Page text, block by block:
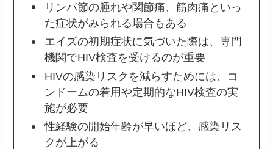
リンパ節の腫れや関節痛、筋肉痛といっ
た症状がみられる場合もある
エイズの初期症状に気づいた際は、専門
機関でHIV検査を受けるのが重要
HIVの感染リスクを減らすためには、コ
ンドームの着用や定期的なHIV検査の実
施が必要
性経験の開始年齢が早いほど、感染リス
クが上がる